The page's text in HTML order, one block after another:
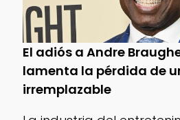
El adiós a Andre
lamenta la pérdida de
irremplazable